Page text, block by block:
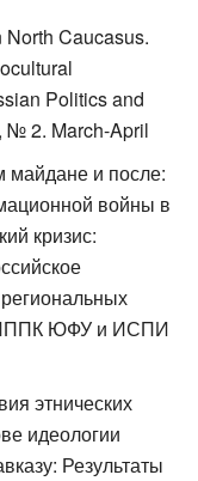
Caucasus.
Politics and
№ 2. March-April
и после:
войны в
кризис:
ИППК ЮФУ и ИСПИ
этнических
идеологии
Результаты